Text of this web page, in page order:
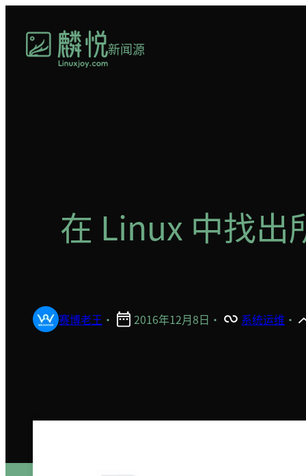
新闻源
在 Linux 中找出
赛博老王 · 2016年12月8日 · 系统运维 ·